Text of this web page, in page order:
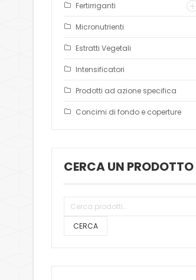
Fertirriganti
Micronutrienti
Estratti Vegetali
Intensificatori
Prodotti ad azione specifica
Concimi di fondo e coperture
CERCA UN PRODOTTO